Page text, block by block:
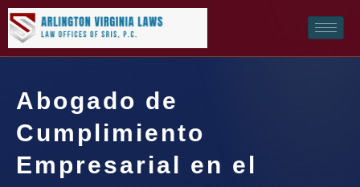
Abogado de
Cumplimiento
Empresarial en el